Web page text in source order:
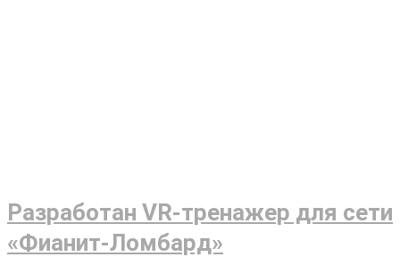
Разработан VR-тренажер для сети
«Фианит-Ломбард»